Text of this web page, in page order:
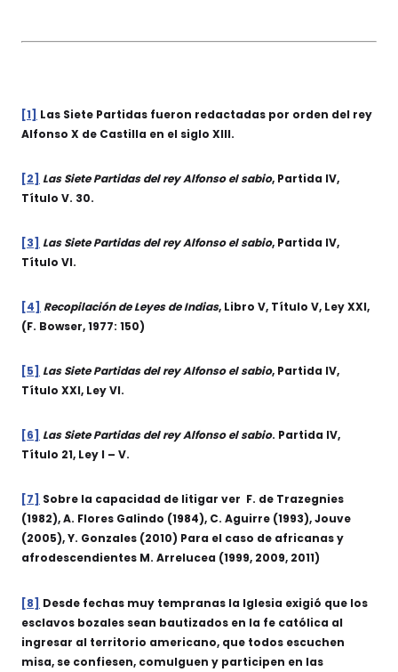
[1] Las Siete Partidas fueron redactadas por orden del rey
Alfonso X de Castilla en el siglo XIII.
[2] Las Siete Partidas del rey Alfonso el sabio, Partida IV,
Título V. 30.
[3] Las Siete Partidas del rey Alfonso el sabio, Partida IV,
Título VI.
[4] Recopilación de Leyes de Indias, Libro V, Título V, Ley XXI,
(F. Bowser, 1977: 150)
[5] Las Siete Partidas del rey Alfonso el sabio, Partida IV,
Título XXI, Ley VI.
[6] Las Siete Partidas del rey Alfonso el sabio. Partida IV,
Título 21, Ley I – V.
[7] Sobre la capacidad de litigar ver F. de Trazegnies
(1982), A. Flores Galindo (1984), C. Aguirre (1993), Jouve
(2005), Y. Gonzales (2010) Para el caso de africanas y
afrodescendientes M. Arrelucea (1999, 2009, 2011)
[8] Desde fechas muy tempranas la Iglesia exigió que los
esclavos bozales sean bautizados en la fe católica al
ingresar al territorio americano, que todos escuchen
misa, se confiesen, comulguen y participen en las